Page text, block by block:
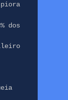
piora
dos